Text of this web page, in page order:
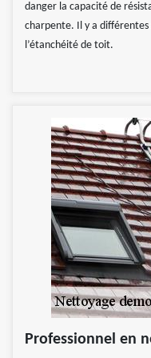
danger la capacité de
charpente. Il y a
l’étanchéité de toit.
Professionnel en